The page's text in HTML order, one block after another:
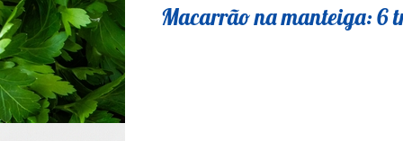
Macarrão na manteiga: 6